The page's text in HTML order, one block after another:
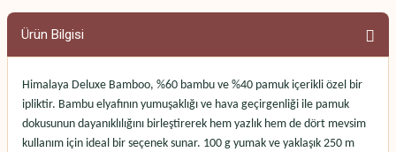
Ürün Bilgisi
Himalaya Deluxe Bamboo, %60 bambu ve %40 pamuk içerikli özel bir
ipliktir. Bambu elyafının yumuşaklığı ve hava geçirgenliği ile pamuk
dokusunun dayanıklılığını birleştirerek hem yazlık hem de dört mevsim
kullanım için ideal bir seçenek sunar. 100 g yumak ve yaklaşık 250 m